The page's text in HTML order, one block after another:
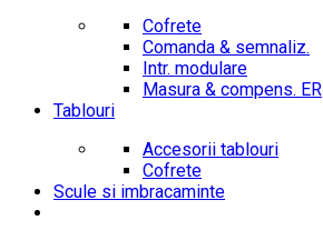
Cofrete
Comanda & semnaliz.
Intr. modulare
Masura & compens. ER
Tablouri
Accesorii tablouri
Cofrete
Scule si imbracaminte